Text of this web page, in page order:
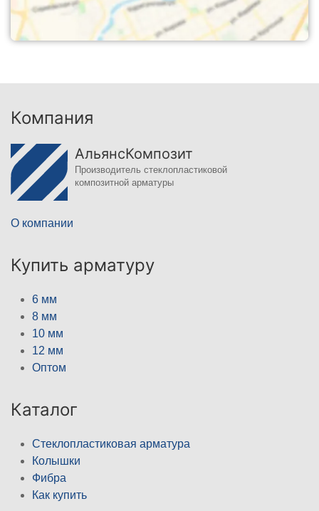
Компания
АльянсКомпозит
Производитель стеклопластиковой
композитной арматуры
О компании
Купить арматуру
6 мм
8 мм
10 мм
12 мм
Оптом
Каталог
Стеклопластиковая арматура
Колышки
Фибра
Как купить